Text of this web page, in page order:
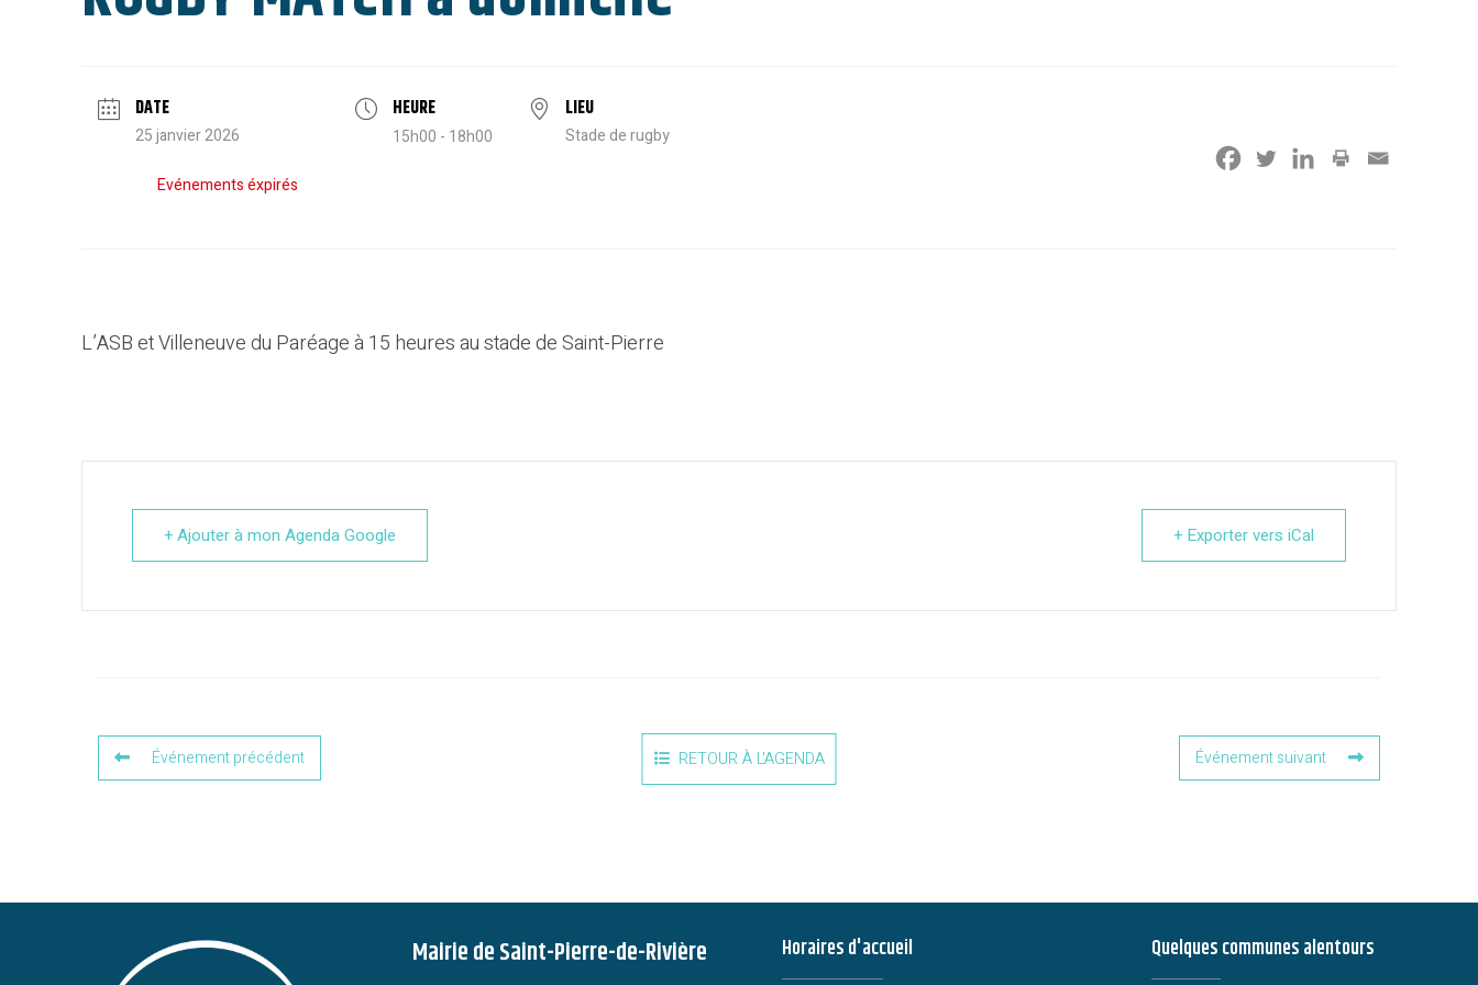
DATE
25 janvier 2026
Evénements éxpirés
HEURE
15h00 - 18h00
LIEU
Stade de rugby
L’ASB et Villeneuve du Paréage à 15 heures au stade de Saint-Pierre
+ Ajouter à mon Agenda Google + Exporter vers iCal
RETOUR À L'AGENDA
Événement précédent Événement suivant
Mairie de Saint-Pierre-de-Rivière Horaires d'accueil Quelques communes alentours